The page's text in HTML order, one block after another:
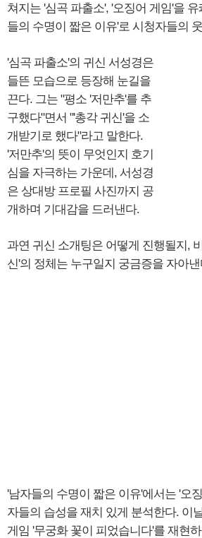
쳐지는 '심곡 파출소', '오징어 게임'을
들의 수명이 짧은 이유'로 시청자들의
'심곡 파출소'의 귀신 서성경은
들뜬 모습으로 등장해 눈길을
끈다. 그는 "평소 '저만추'를 추
구했다"면서 "'총각 귀신'을 소
개받기로 했다"라고 말한다.
'저만추'의 뜻이 무엇인지 호기
심을 자극하는 가운데, 서성경
은 상대방 프로필 사진까지 공
개하며 기대감을 드러낸다.
과연 귀신 소개팅은 어떻게 진행될지,
신'의 정체는 누구일지 궁금증을 자아
'남자들의 수명이 짧은 이유'에서는 '오
자들의 습성을 재치 있게 분석한다. 이
게임 '무궁화 꽃이 피었습니다'를 재현